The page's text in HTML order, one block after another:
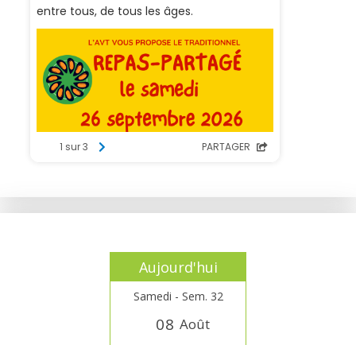
Aujourd'hui
Samedi - Sem. 32
08 Août